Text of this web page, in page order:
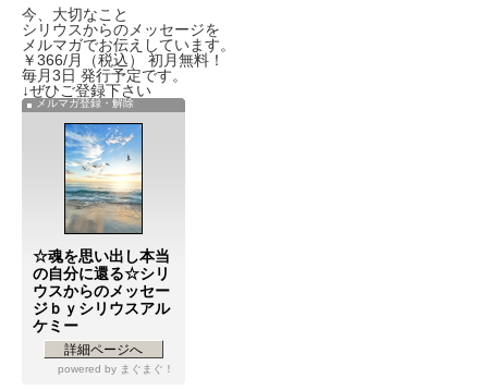
今、大切なこと
シリウスからのメッセージを
メルマガでお伝えしています。
￥366/月（税込） 初月無料！
毎月3日 発行予定です。
↓ぜひご登録下さい
メルマガ登録・解除
☆魂を思い出し本当
の自分に還る☆シリ
ウスからのメッセー
ジｂｙシリウスアル
ケミー
詳細ページへ
powered by まぐまぐ！